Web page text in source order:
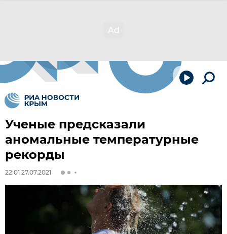
Ученые предсказали
аномальные температурные
рекорды
22:01 27.07.2021